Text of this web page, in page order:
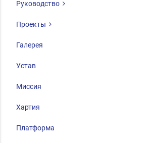
Руководство
Проекты
Галерея
Устав
Миссия
Хартия
Платформа